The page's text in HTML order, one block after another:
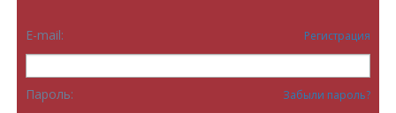
E-mail: Регистрация
Пароль: Забыли пароль?